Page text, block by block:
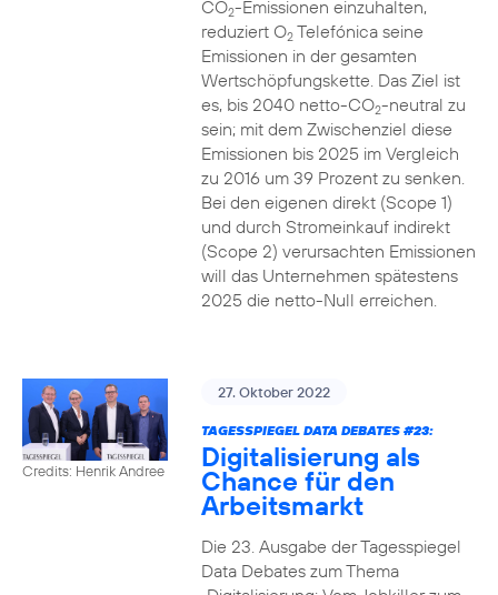
CO2-Emissionen einzuhalten,
reduziert O2Telefónica seine
Emissionen in der gesamten
Wertschöpfungskette. Das Ziel ist
es, bis 2040 netto-CO2-neutral zu
sein; mit dem Zwischenziel diese
Emissionen bis 2025 im Vergleich
zu 2016 um 39 Prozent zu senken.
Bei den eigenen direkt (Scope 1)
und durch Stromeinkauf indirekt
(Scope 2) verursachten Emissionen
will das Unternehmen spätestens
2025 die netto-Null erreichen.
Credits: Henrik Andree
27. Oktober 2022
TAGESSPIEGEL DATA DEBATES #23:
Digitalisierung als
Chance für den
Arbeitsmarkt
Die 23. Ausgabe der Tagesspiegel
Data Debates zum Thema